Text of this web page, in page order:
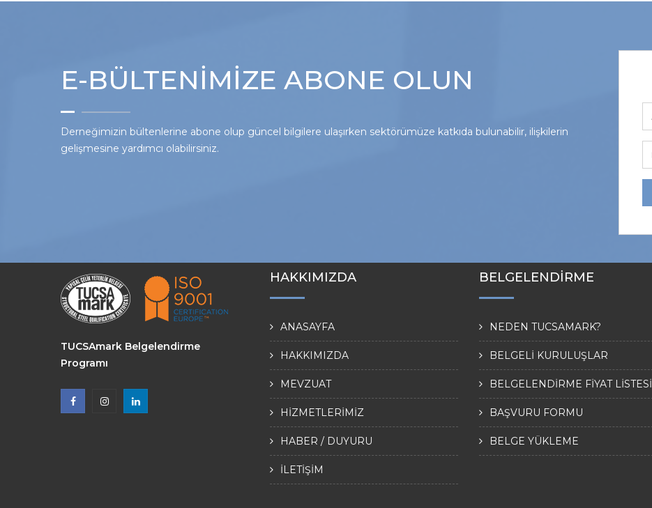
E-BÜLTENİMİZE ABONE OLUN
Derneğimizin bültenlerine abone olup güncel bilgilere ulaşırken sektörümüze katkıda bulunabilir, ilişkilerin
gelişmesine yardımcı olabilirsiniz.
TUCSAmark Belgelendirme
Programı
HAKKIMIZDA
ANASAYFA
HAKKIMIZDA
MEVZUAT
HİZMETLERİMİZ
HABER / DUYURU
İLETİŞİM
BELGELENDİRME
NEDEN TUCSAMARK?
BELGELİ KURULUŞLAR
BELGELENDİRME FİYAT LİSTESİ
BAŞVURU FORMU
BELGE YÜKLEME